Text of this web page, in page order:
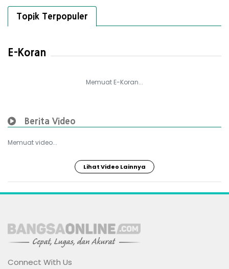
Topik Terpopuler
E-Koran
Memuat E-Koran...
Berita Video
Memuat video...
Lihat Video Lainnya
Connect With Us